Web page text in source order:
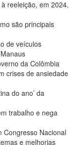
reeleição, em 2024,
são principais
de veículos
da Colômbia
crises de ansiedade
do ano’ da
trabalho e nega
Congresso Nacional
e melhorias